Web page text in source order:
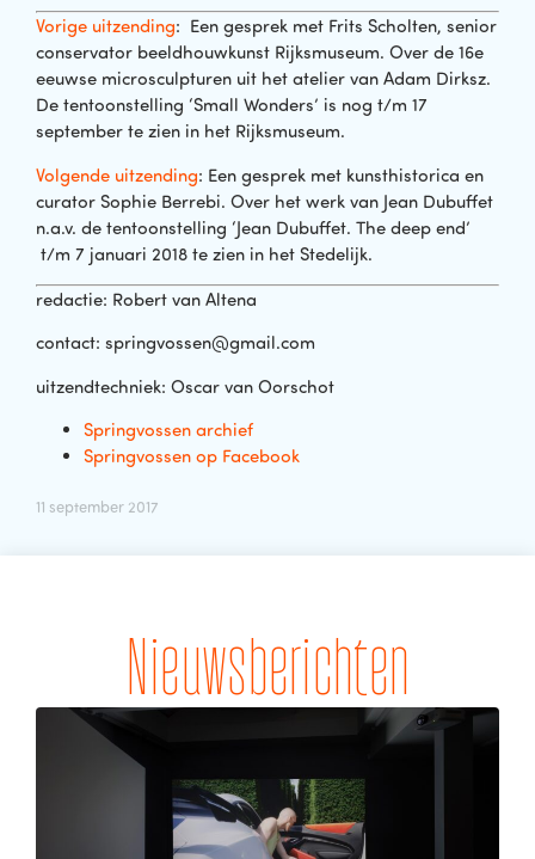
Vorige uitzending: Een gesprek met Frits Scholten, senior
conservator beeldhouwkunst Rijksmuseum. Over de 16e
eeuwse microsculpturen uit het atelier van Adam Dirksz.
De tentoonstelling ‘Small Wonders’ is nog t/m 17
september te zien in het Rijksmuseum.
Volgende uitzending: Een gesprek met kunsthistorica en
curator Sophie Berrebi. Over het werk van Jean Dubuffet
n.a.v. de tentoonstelling ‘Jean Dubuffet. The deep end’
t/m 7 januari 2018 te zien in het Stedelijk.
redactie: Robert van Altena
contact: springvossen@gmail.com
uitzendtechniek: Oscar van Oorschot
Springvossen archief
Springvossen op Facebook
11 september 2017
Nieuwsberichten